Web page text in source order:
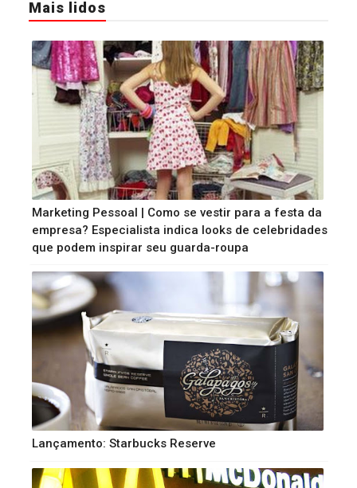
Mais lidos
Marketing Pessoal | Como se vestir para a festa da
empresa? Especialista indica looks de celebridades
que podem inspirar seu guarda-roupa
Lançamento: Starbucks Reserve